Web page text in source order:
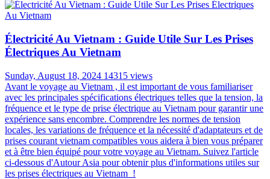
Électricité Au Vietnam : Guide Utile Sur Les Prises
Électriques Au Vietnam
Sunday, August 18, 2024 14315 views
Avant le voyage au Vietnam , il est important de vous familiariser
avec les principales spécifications électriques telles que la tension, la
fréquence et le type de prise électrique au Vietnam pour garantir une
expérience sans encombre. Comprendre les normes de tension
locales, les variations de fréquence et la nécessité d'adaptateurs et de
prises courant vietnam compatibles vous aidera à bien vous préparer
et à être bien équipé pour votre voyage au Vietnam. Suivez l'article
ci-dessous d'Autour Asia pour obtenir plus d'informations utiles sur
les prises électriques au Vietnam !